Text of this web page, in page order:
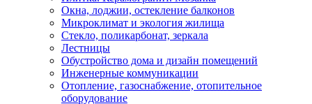
Окна, лоджии, остекление балконов
Микроклимат и экология жилища
Стекло, поликарбонат, зеркала
Лестницы
Обустройство дома и дизайн помещений
Инженерные коммуникации
Отопление, газоснабжение, отопительное
оборудование